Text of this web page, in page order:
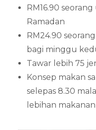
RM16.90
Ramadan
RM24.90
bagi minggu
Tawar lebih 75
Konsep makan
selepas 8.30
lebihan